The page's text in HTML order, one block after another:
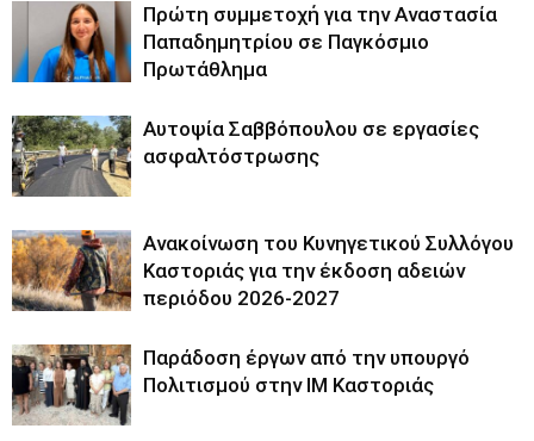
Πρώτη συμμετοχή για την Αναστασία
Παπαδημητρίου σε Παγκόσμιο
Πρωτάθλημα
Αυτοψία Σαββόπουλου σε εργασίες
ασφαλτόστρωσης
Ανακοίνωση του Κυνηγετικού Συλλόγου
Καστοριάς για την έκδοση αδειών
περιόδου 2026-2027
Παράδοση έργων από την υπουργό
Πολιτισμού στην ΙΜ Καστοριάς